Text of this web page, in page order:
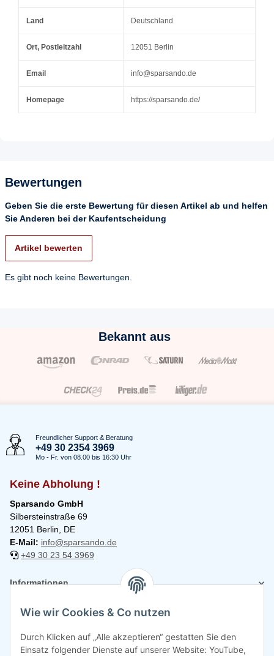
Land Deutschland
Ort, Postleitzahl 12051 Berlin
Email info@sparsando.de
Homepage https://sparsando.de/
Bewertungen
Geben Sie die erste Bewertung für diesen Artikel ab und helfen
Sie Anderen bei der Kaufentscheidung
Artikel bewerten
Es gibt noch keine Bewertungen.
Bekannt aus
Freundlicher Support & Beratung
+49 30 2354 3969
Mo - Fr. von 08.00 bis 16:30 Uhr
Keine Abholung !
Sparsando GmbH
Silbersteinstraße 69
12051 Berlin, DE
E-Mail: info@sparsando.de
+49 30 23 54 3969
Informationen
Rechtliches
Wie wir Cookies & Co nutzen
Durch Klicken auf „Alle akzeptieren“ gestatten Sie den
Einsatz folgender Dienste auf unserer Website: YouTube,